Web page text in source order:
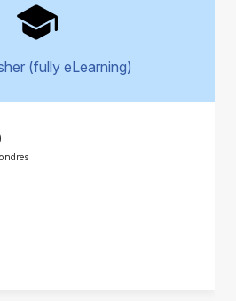
(fully eLearning)